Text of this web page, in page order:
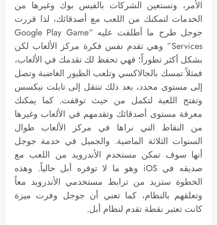
الأمر، وتستعين الشركات بالفيس بوك وغيرها من
الخدمات لتمكنك من اللعب مع أصدقائك، لذا قررت
جوجل طرح ما أطلقت عليه “Google Play Game
Services” وهي تقدم نفس فكرة مركز الألعاب لكن
بشكل أكثر تطوراً؛ فهي تحفظ لك تقدمك في الألعاب،
فمثلاً تمسك بالجالاكسي وتلعب الطيور الغاضبة وتصل
إلى مستوى محدد، بعد ذلك تنتقل إلى تابلت نيكسس
وتفتح اللعبة لتكمل من حيث توقفت. كما يمكنك
معرفة مستوى أصدقائك وتقدمهم في الألعاب وغيرها
من النقاط التي نراها في مركز الألعاب طوال
السنوات الثلاثة الماضية. والجميل في خدمة جوجل
أنها سوف تمكن مستخدم الأندرويد من اللعب مع
صديقه في iOS وهو ما لا توفره أبل حالياً. وهذه
الخطوة ستزيد من ترابط مستخدمي الأندرويد معاً
وتعلقهم بالنظام، كما تعني أن جوجل وفرت ميزة
كانت تعتبر نقطة تقدم لنظام أبل.